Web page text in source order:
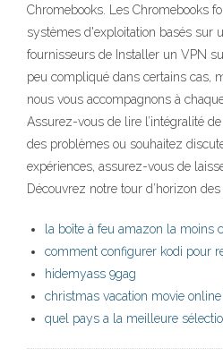
Chromebooks. Les Chromebooks
systèmes d'exploitation basés sur
fournisseurs de Installer un VPN
peu compliqué dans certains cas,
nous vous accompagnons à
Assurez-vous de lire l’intégralité
des problèmes ou souhaitez
expériences, assurez-vous de
Découvrez notre tour d’horizon
la boîte à feu amazon la moins
comment configurer kodi pour
hidemyass 9gag
christmas vacation movie
quel pays a la meilleure